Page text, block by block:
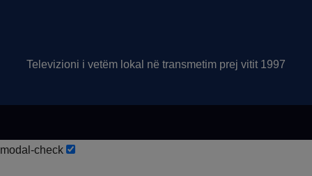
Televizioni i vetëm lokal në transmetim prej vitit 1997
modal-check